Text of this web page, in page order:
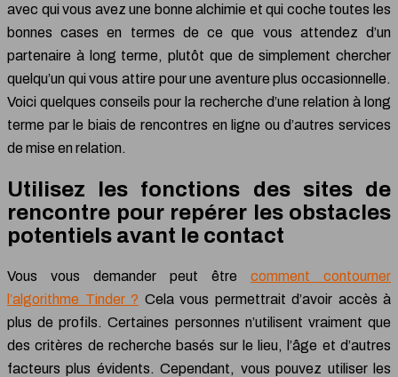
avec qui vous avez une bonne alchimie et qui coche toutes les
bonnes cases en termes de ce que vous attendez d’un
partenaire à long terme, plutôt que de simplement chercher
quelqu’un qui vous attire pour une aventure plus occasionnelle.
Voici quelques conseils pour la recherche d’une relation à long
terme par le biais de rencontres en ligne ou d’autres services
de mise en relation.
Utilisez les fonctions des sites de
rencontre pour repérer les obstacles
potentiels avant le contact
Vous vous demander peut être comment contourner
l’algorithme Tinder ? Cela vous permettrait d’avoir accès à
plus de profils. Certaines personnes n’utilisent vraiment que
des critères de recherche basés sur le lieu, l’âge et d’autres
facteurs plus évidents. Cependant, vous pouvez utiliser les